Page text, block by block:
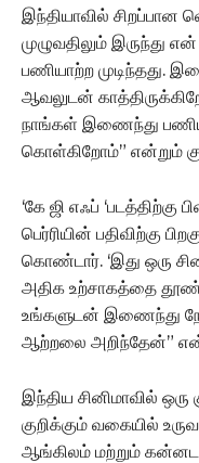
இந்தியாவில் சிறப்பான
முழுவதிலும் இருந்து
பணியாற்ற முடிந்தது.
ஆவலுடன்
நாங்கள் இணைந்து
கொள்கிறோம்” என்றும்
‘கே ஜி எஃப்
பெர்ரியின் பதிவிற்கு
கொண்டார். ‘இது ஒரு
அதிக உற்சாகத்தை
உங்களுடன் இணைந்து
ஆற்றலை அறிந்தேன்”
இந்திய சினிமாவில்
குறிக்கும் வகையில்
ஆங்கிலம் மற்றும் கன்னட